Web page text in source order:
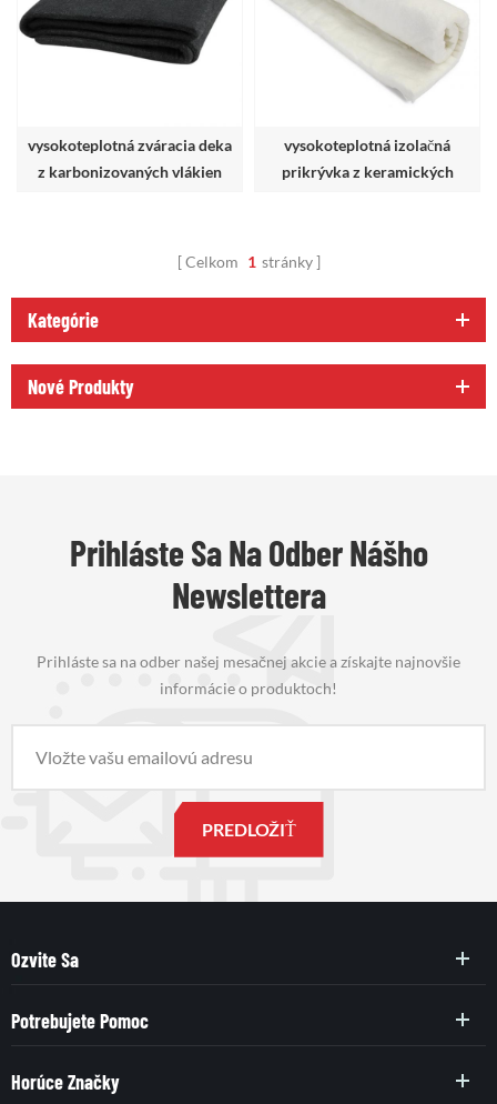
vysokoteplotná zváracia deka
z karbonizovaných vlákien
vysokoteplotná izolačná
prikrývka z keramických
Celkom 1 stránky
Kategórie
Nové Produkty
Prihláste Sa Na Odber Nášho
Newslettera
Prihláste sa na odber našej mesačnej akcie a získajte najnovšie
informácie o produktoch!
Ozvite Sa
Potrebujete Pomoc
Horúce Značky